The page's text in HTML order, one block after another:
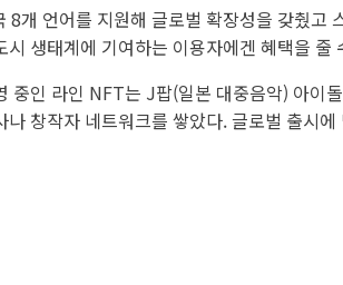
8개 언어를 지원해 글로벌 확장성을 갖췄고
시 생태계에 기여하는 이용자에겐 혜택을 줄
중인 라인 NFT는 J팝(일본 대중음악) 아이
나 창작자 네트워크를 쌓았다. 글로벌 출시